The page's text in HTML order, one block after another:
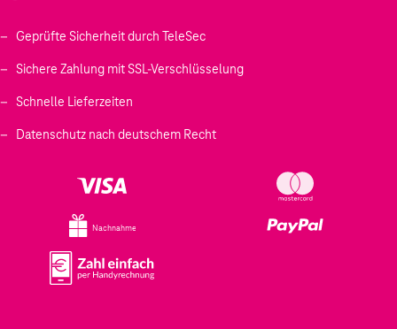
Geprüfte Sicherheit durch TeleSec
Sichere Zahlung mit SSL-Verschlüsselung
Schnelle Lieferzeiten
Datenschutz nach deutschem Recht
Nachnahme